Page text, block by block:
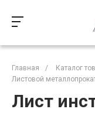
Главная / Каталог
Листовой
Лист